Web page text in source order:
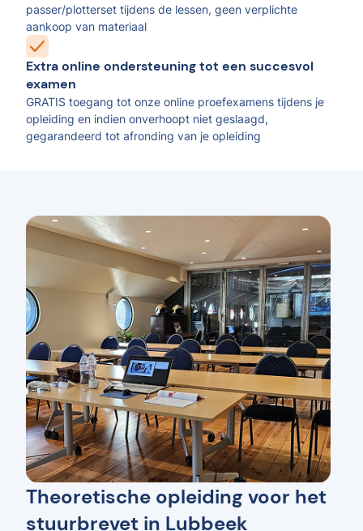
passer/plotterset tijdens de lessen, geen verplichte
aankoop van materiaal
Extra online ondersteuning tot een succesvol
examen
GRATIS toegang tot onze online proefexamens tijdens je
opleiding en indien onverhoopt niet geslaagd,
gegarandeerd tot afronding van je opleiding
Theoretische opleiding voor het
stuurbrevet in Lubbeek